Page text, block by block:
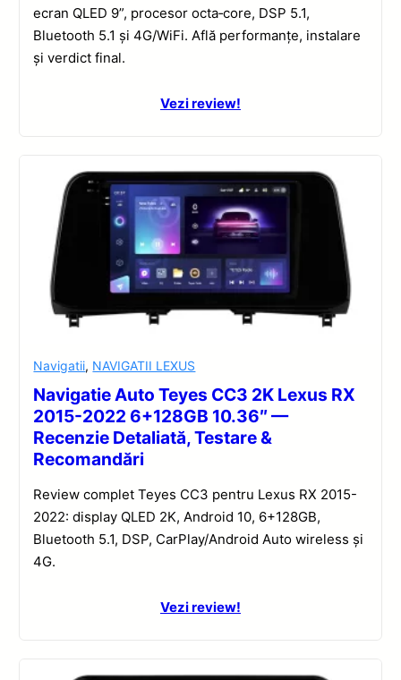
ecran QLED 9”, procesor octa‑core, DSP 5.1,
Bluetooth 5.1 și 4G/WiFi. Află performanțe, instalare
și verdict final.
Vezi review!
Navigatii, NAVIGATII LEXUS
Navigatie Auto Teyes CC3 2K Lexus RX
2015-2022 6+128GB 10.36″ —
Recenzie Detaliată, Testare &
Recomandări
Review complet Teyes CC3 pentru Lexus RX 2015-
2022: display QLED 2K, Android 10, 6+128GB,
Bluetooth 5.1, DSP, CarPlay/Android Auto wireless și
4G.
Vezi review!